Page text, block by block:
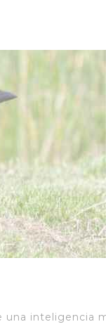
una inteligencia